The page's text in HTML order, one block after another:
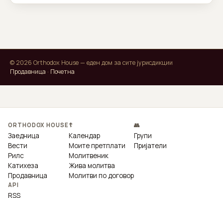
© 2026 Orthodox House — еден дом за сите јурисдикции
Продавница · Почетна
ORTHODOX HOUSE
Заедница
Вести
Рилс
Катихеза
Продавница
☦
Календар
Моите претплати
Молитвеник
Жива молитва
Молитви по договор
👥
Групи
Пријатели
API
RSS